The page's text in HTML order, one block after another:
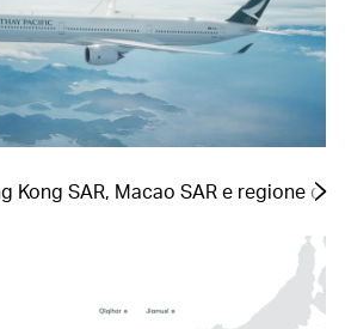
Kong SAR, Macao SAR e regione di